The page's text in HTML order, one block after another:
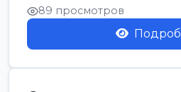
89 просмотров